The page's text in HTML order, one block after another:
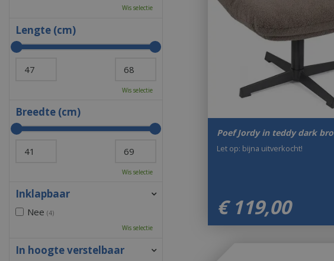
Poef Jordy in teddy dark
€ 119,00
Let op: bijna uitverkocht!
Wis selectie
Lengte (cm)
Wis selectie
Breedte (cm)
Wis selectie
Inklapbaar
Nee (4)
Wis selectie
In hoogte verstelbaar